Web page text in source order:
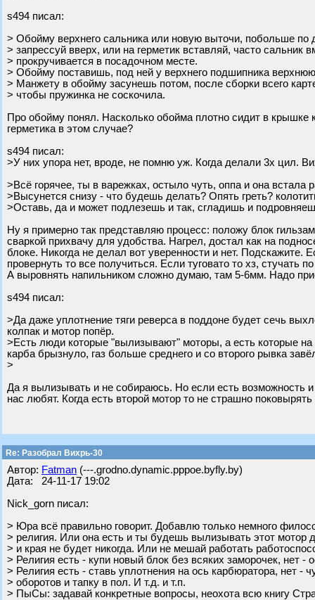
s494 писал:
> Обойму верхнего сальника или новую выточи, побольше по
> запрессуй вверх, или на герметик вставляй, часто сальник
> прокручивается в посадочном месте.
> Обойму поставишь, под ней у верхнего подшипника
> Манжету в обойму засунешь потом, после сборки всего
> чтобы пружинка не соскочила.
Про обойму понял. Насколько обойма плотно сидит в крышке
герметика в этом случае?
s494 писал:
>У них упора нет, вроде, не помню уж. Когда делали 3х цил.
>Всё горячее, ты в варежках, остыло чуть, оппа и она встала
>Высунется снизу - что будешь делать? Опять греть?
>Оставь, да и может подлезешь и так, сгладишь и
Ну я примерно так представляю процесс: положу блок
сваркой прихвачу для удобства. Нагрел, достал как на
блоке. Никогда не делал вот уверенности и нет.
провернуть то все получиться. Если туговато то хз, стучать
А выровнять напильником сложно думаю, там 5-6мм. Надо
s494 писал:
>Да даже уплотнение тяги реверса в поддоне будет сечь
колпак и мотор попёр.
>Есть люди которые "вылизывают" моторы, а есть которые
карба брызнуло, газ больше среднего и со второго рывка
>
Да я вылизывать и не собираюсь. Но если есть возможность
нас любят. Когда есть второй мотор то не страшно
Re: Разобрал Вихрь-30
Автор: Fatman (---.grodno.dynamic.pppoe.byfly.by)
Дата: 24-11-17 19:02
Nick_gorn писал:
> Юра всё правильно говорит. Добавлю только немного
> религия. Или она есть и ты будешь вылизывать этот мотор
> и края не будет никогда. Или не мешай работать
> Религия есть - купи новый блок без всяких заморочек, нет -
> Религия есть - ставь уплотнения на ось карбюратора, нет -
> оборотов и тапку в пол. И т.д. и т.п.
> ПыСы: задавай конкретные вопросы, неохота всю книгу